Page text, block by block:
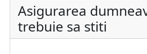
Asigurarea
trebuie sa stiti